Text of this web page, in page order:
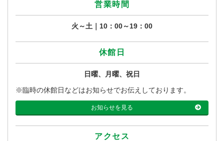
営業時間
火～土｜10：00～19：00
休館日
日曜、月曜、祝日
※臨時の休館日などはお知らせでお伝えしております。
お知らせを見る
アクセス